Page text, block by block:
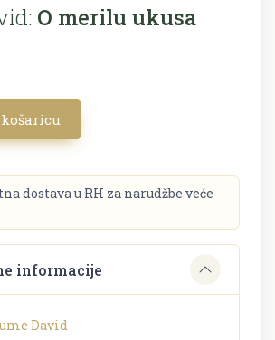
O merilu ukusa
dostava u RH za narudžbe veće
informacije
David